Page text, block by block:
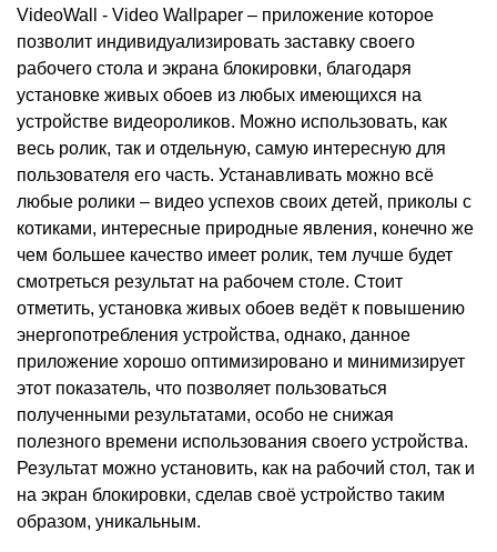
VideoWall - Video Wallpaper – приложение которое
позволит индивидуализировать заставку своего
рабочего стола и экрана блокировки, благодаря
установке живых обоев из любых имеющихся на
устройстве видеороликов. Можно использовать, как
весь ролик, так и отдельную, самую интересную для
пользователя его часть. Устанавливать можно всё
любые ролики – видео успехов своих детей, приколы с
котиками, интересные природные явления, конечно же
чем большее качество имеет ролик, тем лучше будет
смотреться результат на рабочем столе. Стоит
отметить, установка живых обоев ведёт к повышению
энергопотребления устройства, однако, данное
приложение хорошо оптимизировано и минимизирует
этот показатель, что позволяет пользоваться
полученными результатами, особо не снижая
полезного времени использования своего устройства.
Результат можно установить, как на рабочий стол, так и
на экран блокировки, сделав своё устройство таким
образом, уникальным.